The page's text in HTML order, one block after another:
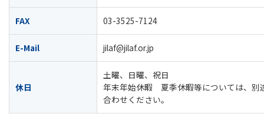
FAX 03-3525-7124
E-Mail jilaf@jilaf.or.jp
休日
土曜、日曜、祝日
年末年始休暇 夏季休暇等については、別
合わせください。